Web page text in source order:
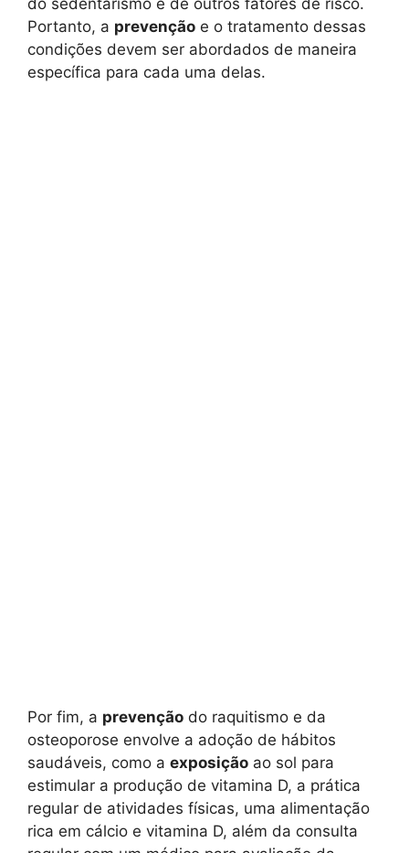
Portanto, a prevenção e o tratamento dessas
condições devem ser abordados de maneira
específica para cada uma delas.
Por fim, a prevenção do raquitismo e da
osteoporose envolve a adoção de hábitos
saudáveis, como a exposição ao sol para
estimular a produção de vitamina D, a prática
regular de atividades físicas, uma alimentação
rica em cálcio e vitamina D, além da consulta